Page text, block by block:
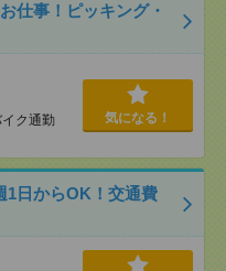
仕事！ピッキング・
ク通勤
気になる！
日からOK！交通費